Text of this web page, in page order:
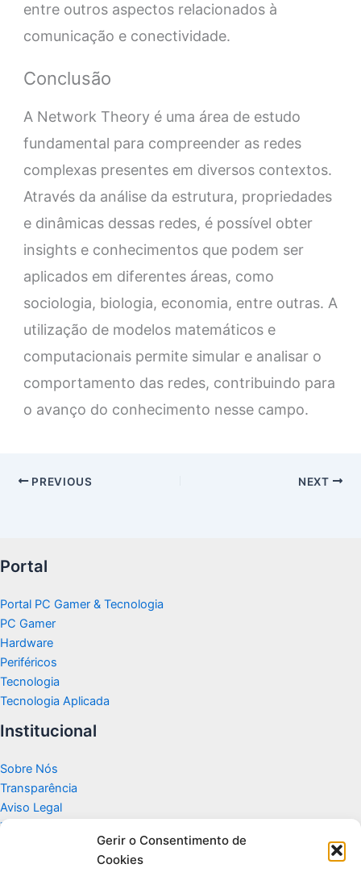
Gerir o Consentimento de
Cookies
entre outros aspectos relacionados à
comunicação e conectividade.
Conclusão
A Network Theory é uma área de estudo
fundamental para compreender as redes
complexas presentes em diversos contextos.
Através da análise da estrutura, propriedades
e dinâmicas dessas redes, é possível obter
insights e conhecimentos que podem ser
aplicados em diferentes áreas, como
sociologia, biologia, economia, entre outras. A
utilização de modelos matemáticos e
computacionais permite simular e analisar o
comportamento das redes, contribuindo para
o avanço do conhecimento nesse campo.
PREVIOUS NEXT
Portal
Portal PC Gamer & Tecnologia
PC Gamer
Hardware
Periféricos
Tecnologia
Tecnologia Aplicada
Institucional
Sobre Nós
Transparência
Aviso Legal
Termos de Uso
Politicas de Privacidade e Cookies